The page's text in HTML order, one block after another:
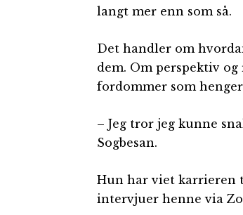
langt mer enn som så.
Det handler om
dem. Om perspektiv
fordommer som
– Jeg tror jeg kunne
Sogbesan.
Hun har viet karrieren
intervjuer henne via